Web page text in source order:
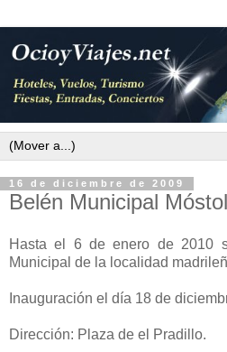
16 de diciembre de 2009
Belén Municipal
Hasta el 6 de enero de 2010
Municipal de la localidad
Inauguración el día 18 de
Dirección: Plaza de el Pradillo.